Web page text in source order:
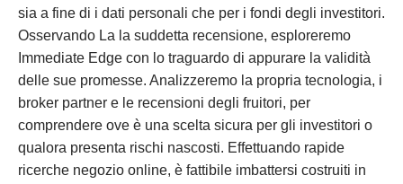
sia a fine di i dati personali che per i fondi degli investitori.
Osservando La la suddetta recensione, esploreremo
Immediate Edge con lo traguardo di appurare la validità
delle sue promesse. Analizzeremo la propria tecnologia, i
broker partner e le recensioni degli fruitori, per
comprendere ove è una scelta sicura per gli investitori o
qualora presenta rischi nascosti. Effettuando rapide
ricerche negozio online, è fattibile imbattersi costruiti in